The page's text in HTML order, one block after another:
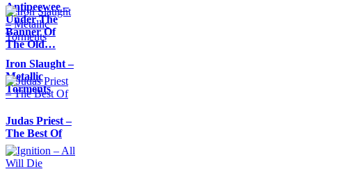
Antipeewee –
Under The
Banner Of
The Old…
Iron Slaught –
Metallic
Torments
Judas Priest –
The Best Of